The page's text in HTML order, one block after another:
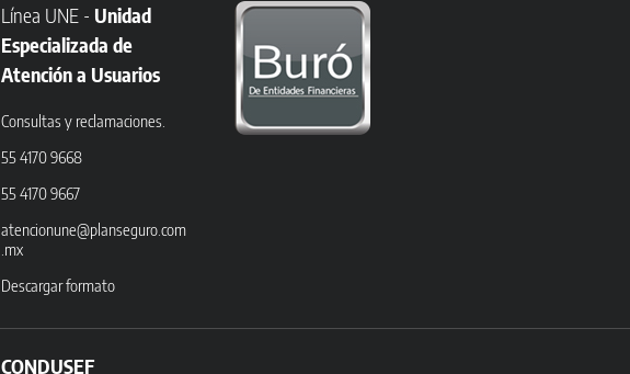
Línea UNE - Unidad
Especializada de
Atención a Usuarios
Consultas y reclamaciones.
55 4170 9668
55 4170 9667
atencionune@planseguro.com
.mx
Descargar formato
CONDUSEF